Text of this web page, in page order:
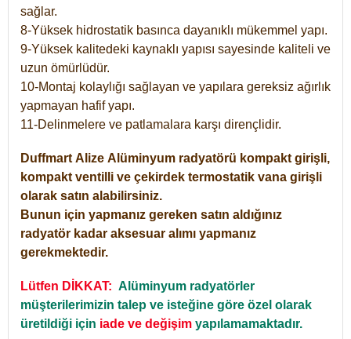
sağlar.
8-Yüksek hidrostatik basınca dayanıklı mükemmel yapı.
9-Yüksek kalitedeki kaynaklı yapısı sayesinde kaliteli ve
uzun ömürlüdür.
10-Montaj kolaylığı sağlayan ve yapılara gereksiz ağırlık
yapmayan hafif yapı.
11-Delinmelere ve patlamalara karşı dirençlidir.
Duffmart Alize Alüminyum radyatörü kompakt girişli,
kompakt ventilli ve çekirdek termostatik vana girişli
olarak satın alabilirsiniz.
Bunun için yapmanız gereken satın aldığınız
radyatör kadar aksesuar alımı yapmanız
gerekmektedir.
Lütfen DİKKAT: Alüminyum radyatörler
müşterilerimizin talep ve isteğine göre özel olarak
üretildiği için iade ve değişim yapılamamaktadır.